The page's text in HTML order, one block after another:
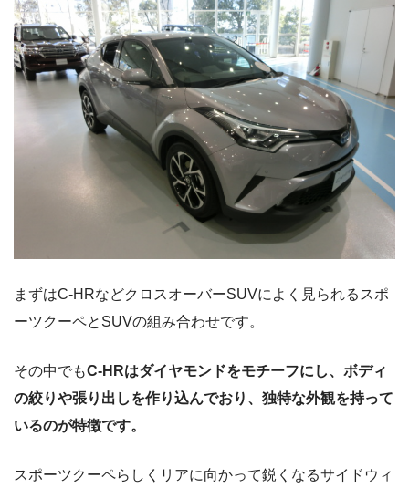
まずはC-HRなどクロスオーバーSUVによく見られるスポ
ーツクーペとSUVの組み合わせです。
その中でもC-HRはダイヤモンドをモチーフにし、ボディ
の絞りや張り出しを作り込んでおり、独特な外観を持って
いるのが特徴です。
スポーツクーペらしくリアに向かって鋭くなるサイドウィ